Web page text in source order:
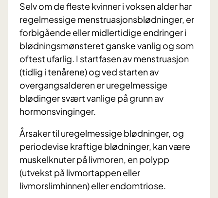
Selv om de fleste kvinner i voksen alder har
regelmessige menstruasjonsblødninger, er
forbigående eller midlertidige endringer i
blødningsmønsteret ganske vanlig og som
oftest ufarlig. I startfasen av menstruasjon
(tidlig i tenårene) og ved starten av
overgangsalderen er uregelmessige
blødinger svært vanlige på grunn av
hormonsvinginger.
Årsaker til uregelmessige blødninger, og
periodevise kraftige blødninger, kan være
muskelknuter på livmoren, en polypp
(utvekst på livmortappen eller
livmorslimhinnen) eller endomtriose.